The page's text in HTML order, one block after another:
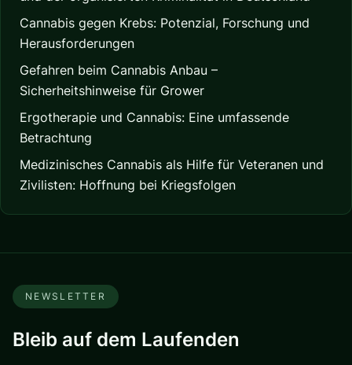
Cannabis gegen Krebs: Potenzial, Forschung und
Herausforderungen
Gefahren beim Cannabis Anbau –
Sicherheitshinweise für Grower
Ergotherapie und Cannabis: Eine umfassende
Betrachtung
Medizinisches Cannabis als Hilfe für Veteranen und
Zivilisten: Hoffnung bei Kriegsfolgen
NEWSLETTER
Bleib auf dem Laufenden